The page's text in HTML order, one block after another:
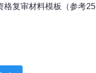
格复审材料模板（参考25